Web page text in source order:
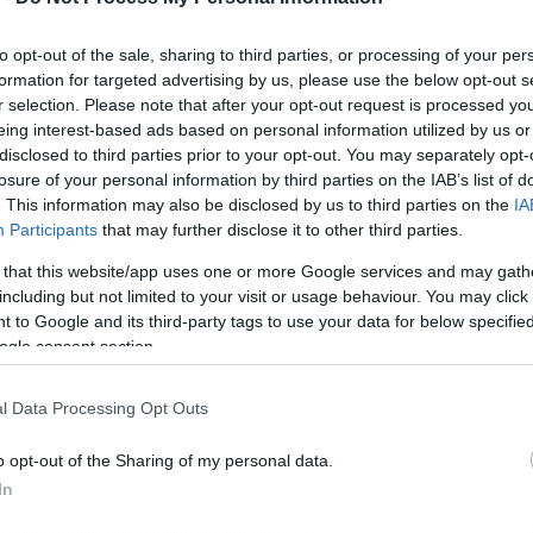
opt-out of the sale, sharing to third parties, or processing of your
for targeted advertising by us, please use the below opt-out
selection. Please note that after your opt-out request is processed
interest-based ads based on personal information utilized by us
to third parties prior to your opt-out. You may separately
of your personal information by third parties on the IAB’s list of
This information may also be disclosed by us to third parties on the
Participants that may further disclose it to other third parties.
that this website/app uses one or more Google services and may
but not limited to your visit or usage behaviour. You may
to Google and its third-party tags to use your data for below
consent section.
Data Processing Opt Outs
opt-out of the Sharing of my personal data.
ki a Pramac és
és Izan Guevara lesznek a Pramackal indított
Utóbbi így ismét együtt dolgozhat Gino
korábban világbajnok lett.
jövőre a Yamaha motorjaira vált a MotoGP-
a Ducatival. Szeptemberben arra is fény